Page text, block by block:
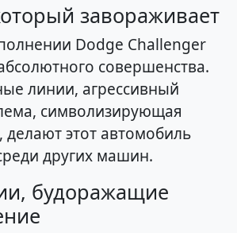
завораживает
Dodge Challenger
совершенства.
линии, агрессивный
символизирующая
этот автомобиль
других машин.
будоражащие